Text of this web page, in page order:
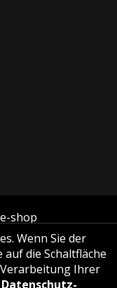
shop
Wenn Sie der
die Schaltfläche
Ihrer
Datenschutz-